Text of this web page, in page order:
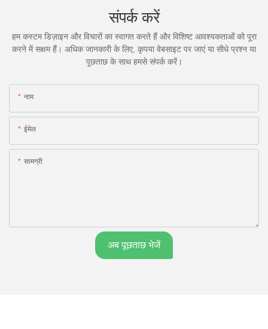
संपर्क करें
हम कस्टम डिज़ाइन और विचारों का स्वागत करते हैं और विशिष्ट आवश्यकताओं को पूरा
करने में सक्षम हैं। अधिक जानकारी के लिए, कृपया वेबसाइट पर जाएं या सीधे प्रश्न या
पूछताछ के साथ हमसे संपर्क करें।
नाम
ईमेल
सामग्री
अब पूछताछ भेजें